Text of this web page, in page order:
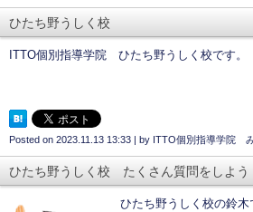
ひたち野うしく校
ITTO個別指導学院 ひたち野うしく校です。
Posted on 2023.11.13 13:33 | by ITTO個別指導学院
ひたち野うしく校 たくさん質問をしよう
ひたち野うしく校の鈴木